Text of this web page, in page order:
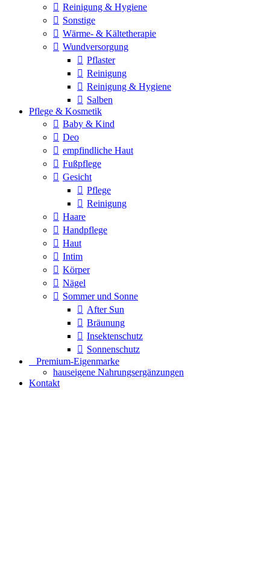
Reinigung & Hygiene
Sonstige
Wärme- & Kältetherapie
Wundversorgung
Pflaster
Reinigung
Reinigung & Hygiene
Salben
Pflege & Kosmetik
Baby & Kind
Deo
empfindliche Haut
Fußpflege
Gesicht
Pflege
Reinigung
Haare
Handpflege
Haut
Intim
Körper
Nägel
Sommer und Sonne
After Sun
Bräunung
Insektenschutz
Sonnenschutz
⠀​Premium-Eigenmarke
hauseigene Nahrungsergänzungen
Kontakt